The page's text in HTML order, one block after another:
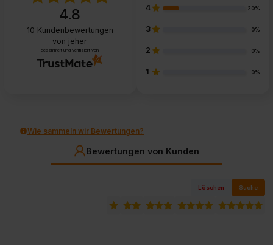
4.8
10 Kundenbewertungen
von jeher
gesammelt und verifiziert von
4 20%
3 0%
2 0%
1 0%
Wie sammeln wir Bewertungen?
Bewertungen von Kunden
Löschen Suche